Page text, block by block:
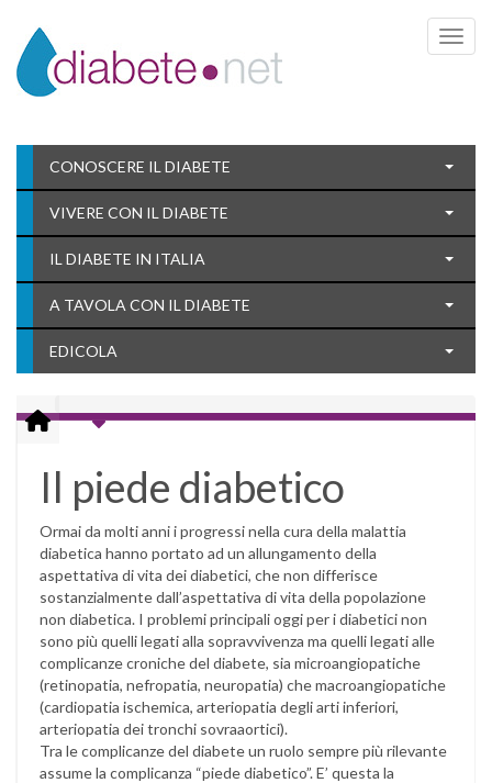
Toggle
CONOSCERE IL DIABETE
VIVERE CON IL DIABETE
IL DIABETE IN ITALIA
A TAVOLA CON IL DIABETE
EDICOLA
Il piede diabetico
Ormai da molti anni i progressi nella cura della malattia
diabetica hanno portato ad un allungamento della
aspettativa di vita dei diabetici, che non differisce
sostanzialmente dall’aspettativa di vita della popolazione
non diabetica. I problemi principali oggi per i diabetici non
sono più quelli legati alla sopravvivenza ma quelli legati alle
complicanze croniche del diabete, sia microangiopatiche
(retinopatia, nefropatia, neuropatia) che macroangiopatiche
(cardiopatia ischemica, arteriopatia degli arti inferiori,
arteriopatia dei tronchi sovraaortici).
Tra le complicanze del diabete un ruolo sempre più rilevante
assume la complicanza “piede diabetico”. E’ questa la